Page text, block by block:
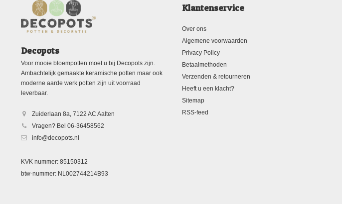
Decopots
Voor mooie bloempotten moet u bij Decopots zijn.
Ambachtelijk gemaakte keramische potten maar ook
moderne aarde werk potten zijn uit voorraad
leverbaar.
Zuiderlaan 8a, 7122 AC Aalten
Vragen? Bel 06-36458562
info@decopots.nl
KVK nummer: 85150312
btw-nummer: NL002744214B93
Klantenservice
Over ons
Algemene voorwaarden
Privacy Policy
Betaalmethoden
Verzenden & retourneren
Heeft u een klacht?
Sitemap
RSS-feed